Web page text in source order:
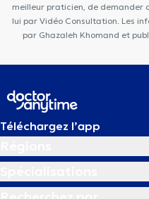
meilleur praticien, de demander
lui par Vidéo Consultation. Les
par Ghazaleh Khomand et
Téléchargez l’app